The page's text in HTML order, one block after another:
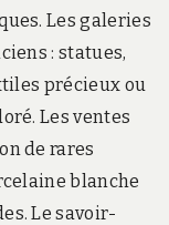
Les galeries
: statues,
précieux ou
Les ventes
de rares
blanche
Le savoir-